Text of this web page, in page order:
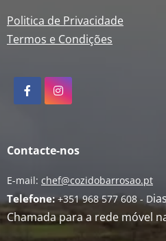
Politica de Privacidade
Termos e Condições
Contacte-nos
E-mail: chef@cozidobarrosao.pt
Telefone:+351 968 577 608 - D
Chamada para a rede móvel